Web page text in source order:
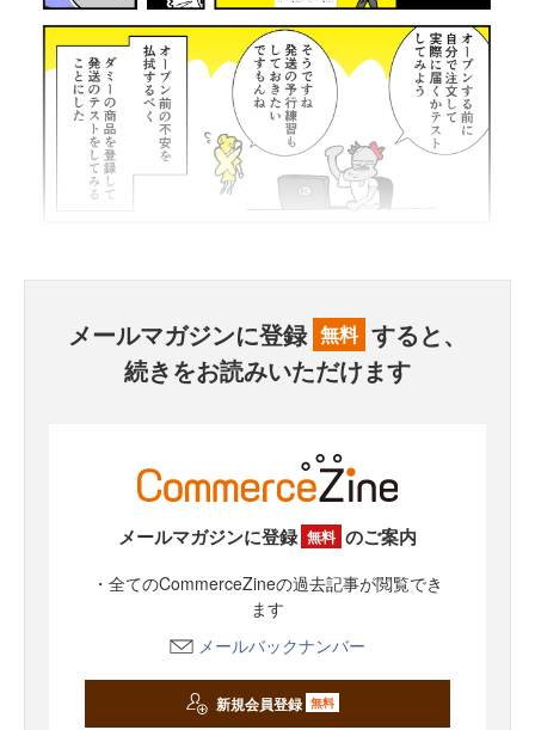
メールマガジンに登録 無料 すると、
続きをお読みいただけます
メールマガジンに登録 無料 のご案内
・全てのCommerceZineの過去記事が閲覧でき
ます
メールバックナンバー
新規会員登録 無料